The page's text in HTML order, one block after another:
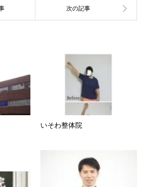
いそわ整体院